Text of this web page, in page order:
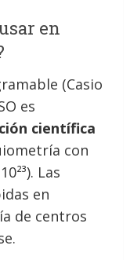
en
(Casio
es
científica
con
Las
en
de centros